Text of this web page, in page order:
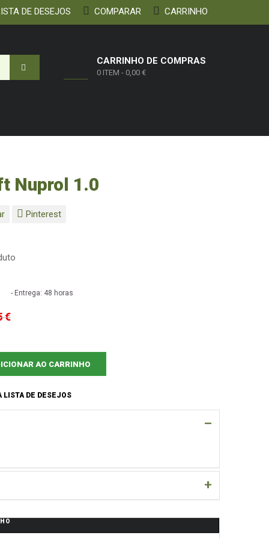
DE DESEJOS COMPARAR CARRINHO
CARRINHO DE COMPRAS
0 ITEM - 0,00 €
Nuprol 1.0
Pinterest
€
- Entrega: 48 horas
AO CARRINHO
LISTA DE DESEJOS